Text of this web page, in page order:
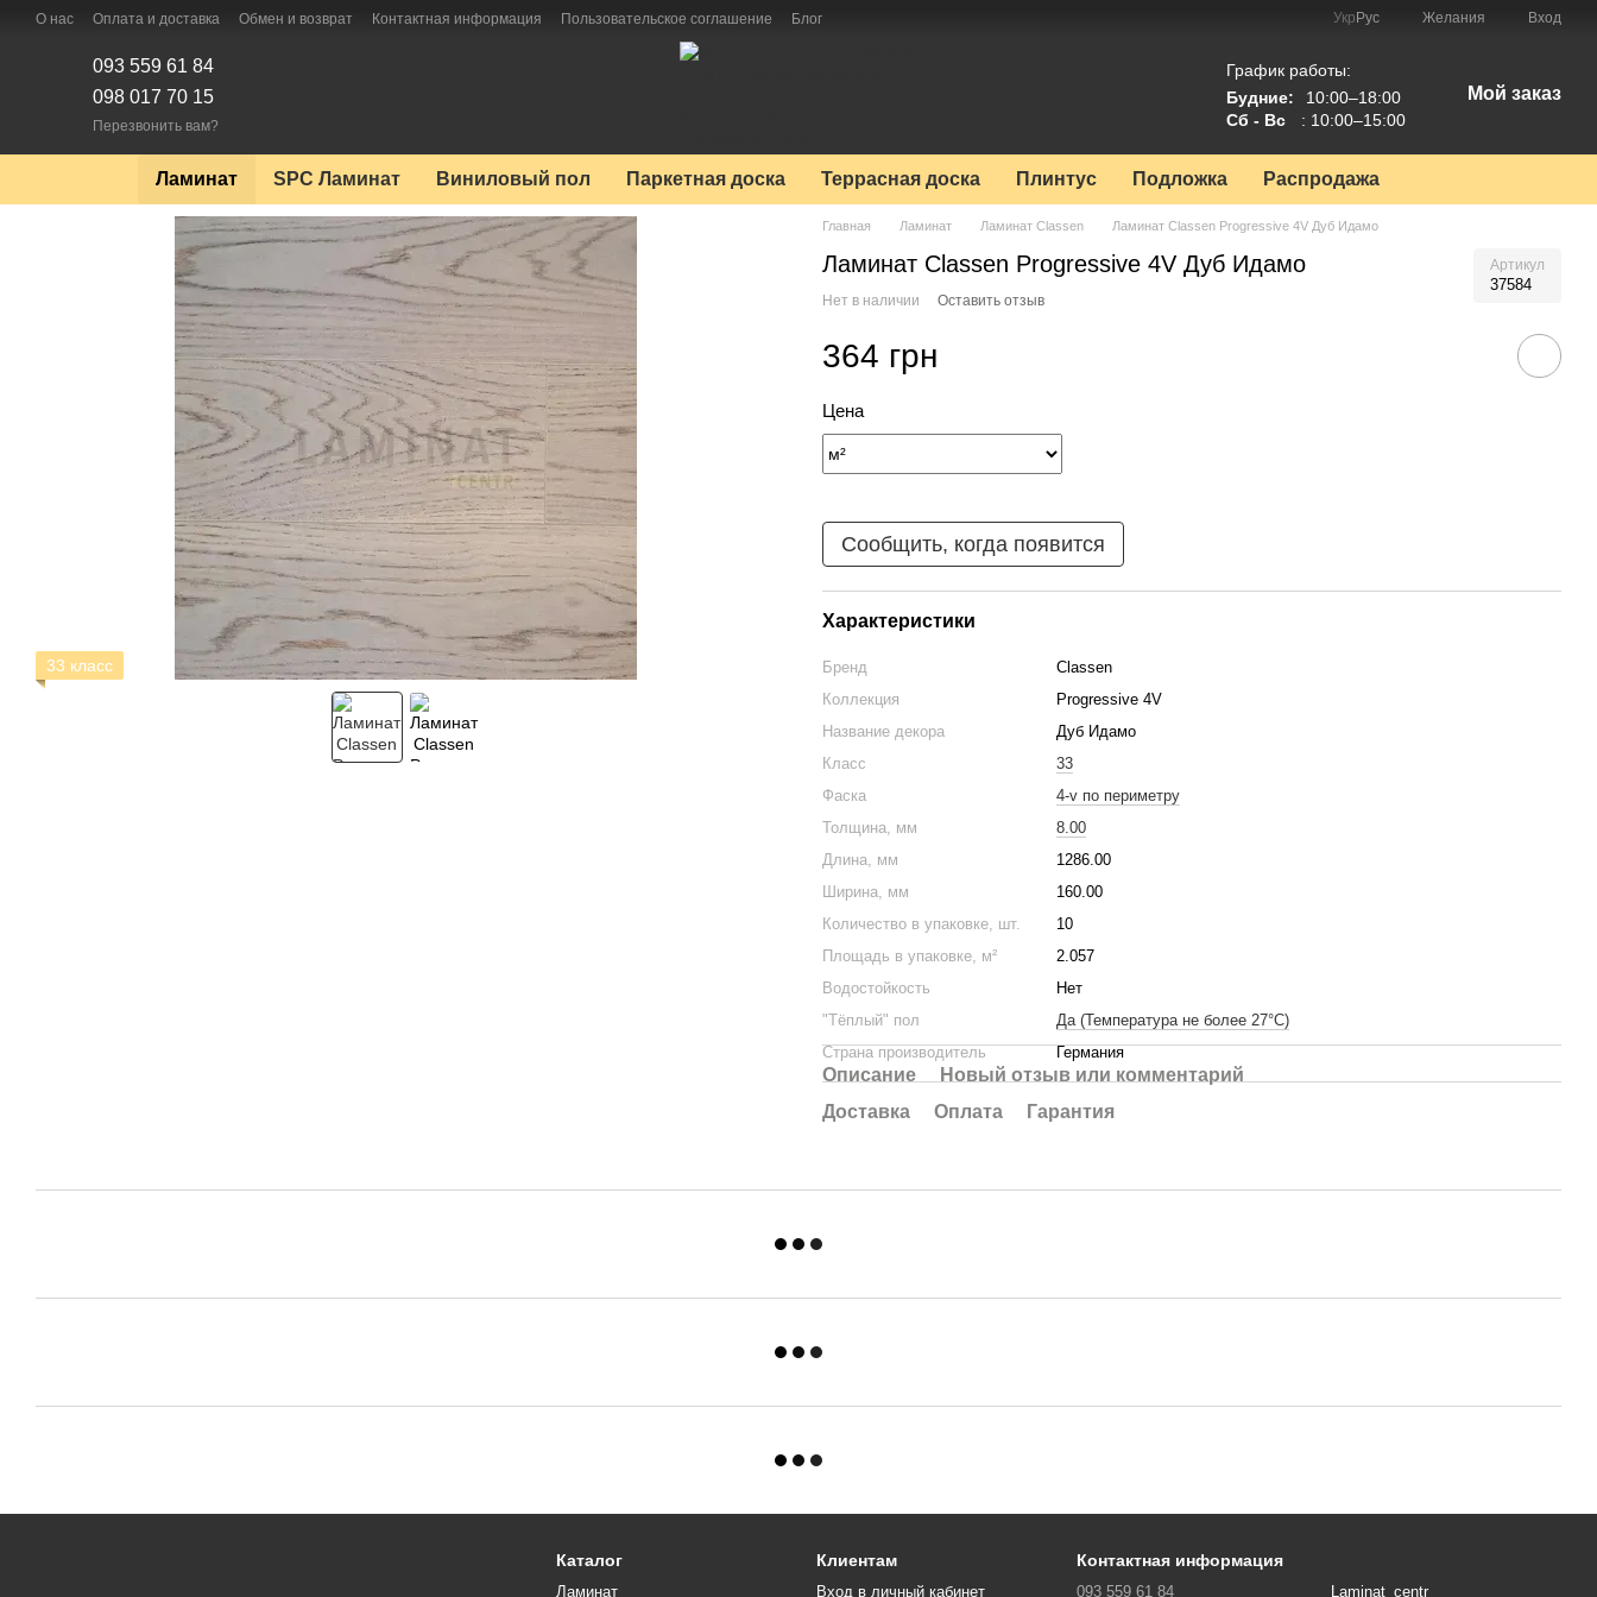
Перейти к основному контенту
О нас Оплата и доставка Обмен и возврат Контактная информация Пользовательское соглашение Блог Укр Рус Желания Вход
093 559 61 84
098 017 70 15
Перезвонить вам?
График работы:
Будние:
10:00–18:00
Сб - Вс
: 10:00–15:00
Мой заказ
Ламинат SPC Ламинат Виниловый пол Паркетная доска Террасная доска Плинтус Подложка Распродажа
33 класс
Главная Ламинат Ламинат Classen Ламинат Classen Progressive 4V Дуб Идамо
Ламинат Classen Progressive 4V Дуб Идамо Артикул
37584
Нет в наличии Оставить отзыв
364 грн
Цена
Сообщить, когда появится
Характеристики
Бренд
Classen
Коллекция
Progressive 4V
Название декора
Дуб Идамо
Класс
33
Фаска
4-v по периметру
Толщина, мм
8.00
Длина, мм
1286.00
Ширина, мм
160.00
Количество в упаковке, шт.
10
Площадь в упаковке, м²
2.057
Водостойкость
Нет
"Тёплый" пол
Да (Температура не более 27°C)
Страна производитель
Германия
Описание
Новый отзыв или комментарий
Доставка
Оплата Гарантия
Каталог
Ламинат
Клиентам
Вход в личный кабинет
Контактная информация
093 559 61 84 Laminat_centr